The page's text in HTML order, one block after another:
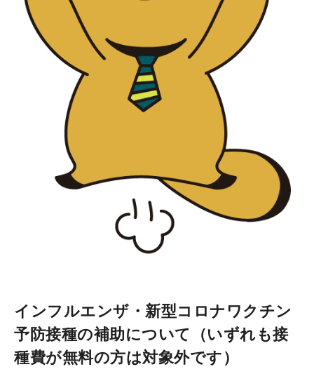
インフルエンザ・新型コロナワクチン
予防接種の補助について（いずれも接
種費が無料の方は対象外です）